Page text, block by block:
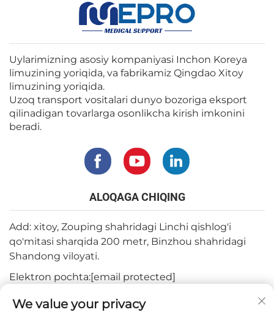
Uylarimizning asosiy kompaniyasi Inchon Koreya
limuzining yoriqida, va fabrikamiz Qingdao Xitoy
limuzining yoriqida.
Uzoq transport vositalari dunyo bozoriga eksport
qilinadigan tovarlarga osonlikcha kirish imkonini
beradi.
ALOQAGA CHIQING
Add: xitoy, Zouping shahridagi Linchi qishlog'i
qo'mitasi sharqida 200 metr, Binzhou shahridagi
Shandong viloyati.
Elektron pochta:[email protected]
Tel:+82-3180427370
We value your privacy